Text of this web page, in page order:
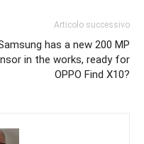
Articolo successivo
has a new 200 MP
in the works, ready for
OPPO Find X10?